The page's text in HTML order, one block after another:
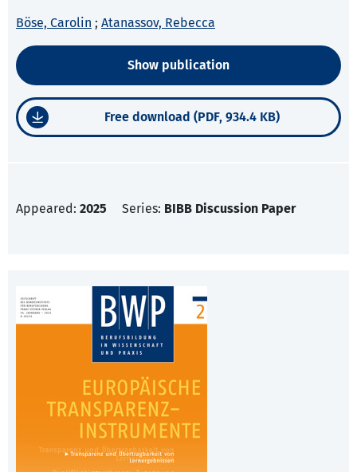
Böse, Carolin ; Atanassov, Rebecca
Show publication
Free download (PDF, 934.4 KB)
Appeared: 2025 Series: BIBB Discussion Paper